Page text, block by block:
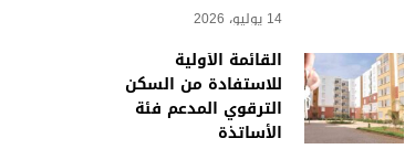
14 يوليو، 2026
القائمة الأولية
للاستفادة من السكن
الترقوي المدعم فئة
الأساتذة